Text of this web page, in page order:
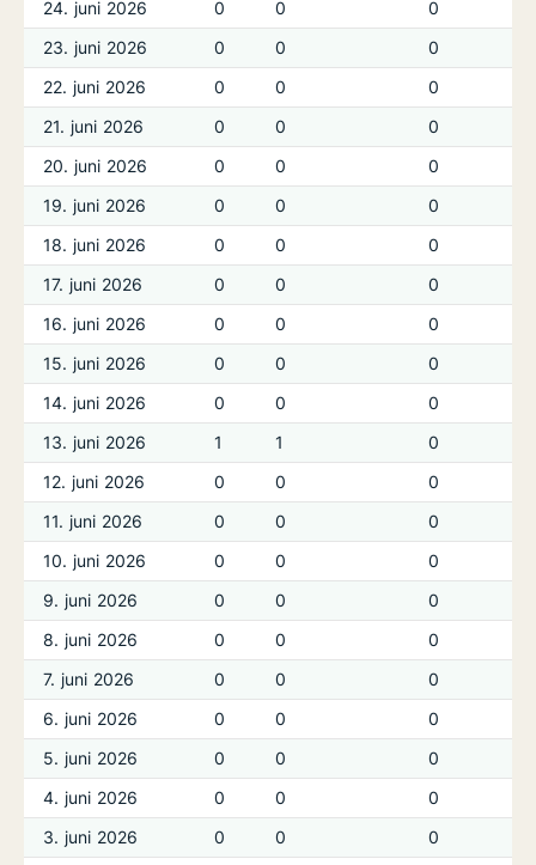
24. juni 2026 0 0
0
23. juni 2026
0 0
0
22. juni 2026
0 0
0
21. juni 2026
0 0
0
20. juni 2026
0 0
0
19. juni 2026
0 0
0
18. juni 2026
0 0
0
17. juni 2026
0 0
0
16. juni 2026
0 0
0
15. juni 2026
0 0
0
14. juni 2026
0 0
0
13. juni 2026
1 1
0
12. juni 2026
0 0
0
11. juni 2026
0 0
0
10. juni 2026
0 0
0
9. juni 2026
0 0
0
8. juni 2026
0 0
0
7. juni 2026
0 0
0
6. juni 2026
0 0
0
5. juni 2026
0 0
0
4. juni 2026
0 0
0
3. juni 2026
0 0
0